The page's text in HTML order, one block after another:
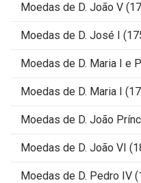
Moedas de D. João V
Moedas de D. José I
Moedas de D. Maria I e
Moedas de D. Maria I
Moedas de D. João
Moedas de D. João VI
Moedas de D. Pedro IV